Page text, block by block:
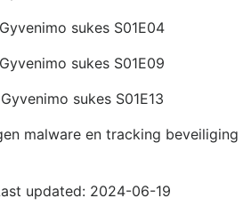
Gyvenimo sukes S01E04
Gyvenimo sukes S01E09
Gyvenimo sukes S01E13
malware en tracking
updated: 2024-06-19